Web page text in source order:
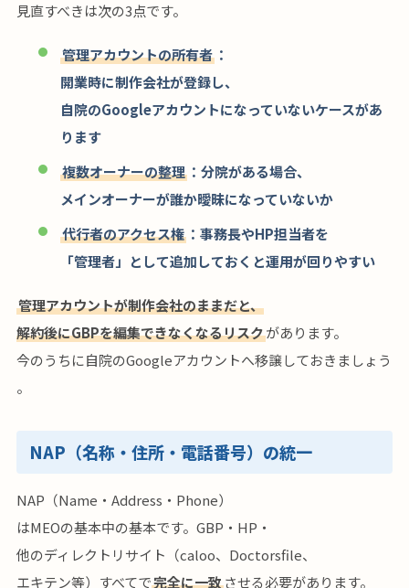
見直すべきは次の3点です。
管理アカウントの所有者 ：
開業時に制作会社が登録し、
自院のGoogleアカウントになっていないケースがあ
ります
複数オーナーの整理 ：分院がある場合、
メインオーナーが誰か曖昧になっていないか
代行者のアクセス権 ：事務長やHP担当者を
「管理者」として追加しておくと運用が回りやすい
管理アカウントが制作会社のままだと、
解約後にGBPを編集できなくなるリスクがあります。
今のうちに自院のGoogleアカウントへ移譲しておきましょう
。
NAP（名称・住所・電話番号）の統一
NAP（Name・Address・Phone）
はMEOの基本中の基本です。GBP・HP・
他のディレクトリサイト（caloo、Doctorsfile、
エキテン等）すべてで完全に一致させる必要があります。